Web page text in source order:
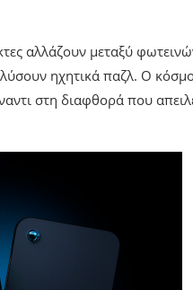
αλλάζουν μεταξύ
ηχητικά παζλ. Ο
στη διαφθορά που